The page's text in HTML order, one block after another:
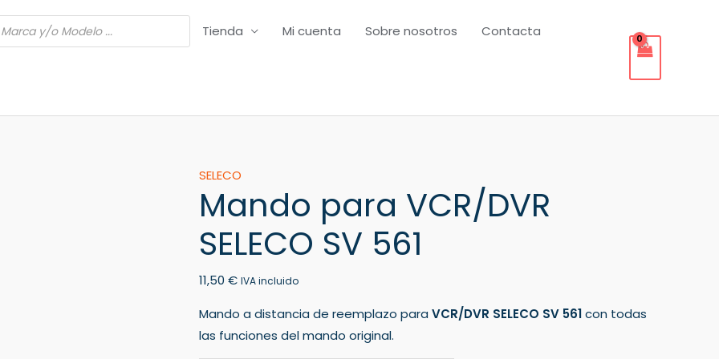
Tienda Mi cuenta Sobre nosotros Contacta
SELECO
Mando para VCR/DVR
SELECO SV 561
11,50 € IVA incluido
Mando a distancia de reemplazo paraVCR/DVR SELECO SV 561con todas
las funciones del mando original.
Mando
para
VCR/DVR
SELECO
561